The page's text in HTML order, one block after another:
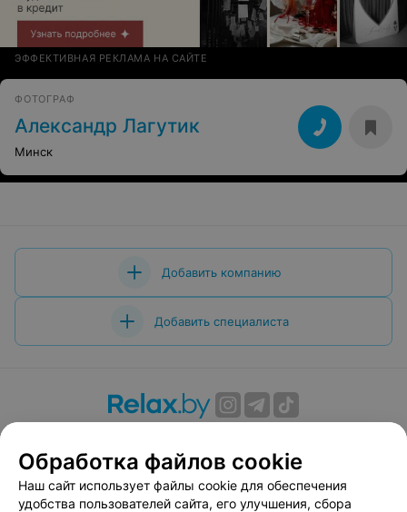
ЭФФЕКТИВНАЯ РЕКЛАМА НА САЙТЕ
ФОТОГРАФ
Александр Лагутик
Минск
Добавить компанию
Добавить специалиста
Вакансии
Публичный договор
Способы оплаты
Публичный договор по использованию сервиса
«Афиша»
Обработка файлов cookie
Наш сайт использует файлы cookie для обеспечения
удобства пользователей сайта, его улучшения, сбора